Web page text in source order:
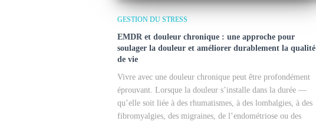
GESTION DU STRESS
EMDR et douleur chronique : une approche pour
soulager la douleur et améliorer durablement la qualité
de vie
Vivre avec une douleur chronique peut être profondément
éprouvant. Lorsque la douleur s’installe dans la durée —
qu’elle soit liée à des rhumatismes, à des lombalgies, à des
fibromyalgies, des migraines, de l’endométriose ou des